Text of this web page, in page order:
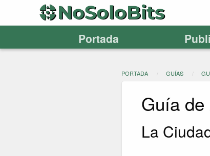
Portada
PORTADA GUÍAS
Guía
La